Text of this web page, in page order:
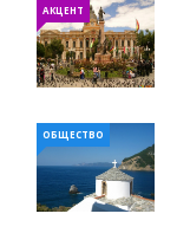
АКЦЕНТ
ОБЩЕСТВО